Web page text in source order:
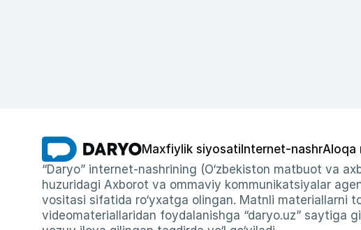
Maxfiylik siyosati Internet-nashrAloqa
“Daryo” internet-nashrining (O‘zbekiston matbuot va
huzuridagi Axborot va ommaviy kommunikatsiyalar
vositasi sifatida ro‘yxatga olingan. Matnli materiallarni
videomateriallaridan foydalanishga “daryo.uz” saytiga